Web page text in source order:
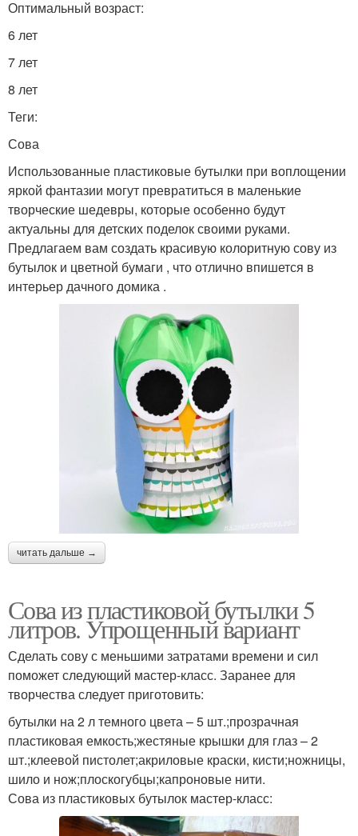
Оптимальный возраст:
6 лет
7 лет
8 лет
Теги:
Сова
Использованные пластиковые бутылки при воплощении
яркой фантазии могут превратиться в маленькие
творческие шедевры, которые особенно будут
актуальны для детских поделок своими руками.
Предлагаем вам создать красивую колоритную сову из
бутылок и цветной бумаги , что отлично впишется в
интерьер дачного домика .
читать дальше →
Сова из пластиковой бутылки 5
литров. Упрощенный вариант
Сделать сову с меньшими затратами времени и сил
поможет следующий мастер-класс. Заранее для
творчества следует приготовить:
бутылки на 2 л темного цвета – 5 шт.;прозрачная
пластиковая емкость;жестяные крышки для глаз – 2
шт.;клеевой пистолет;акриловые краски, кисти;ножницы,
шило и нож;плоскогубцы;капроновые нити.
Сова из пластиковых бутылок мастер-класс: